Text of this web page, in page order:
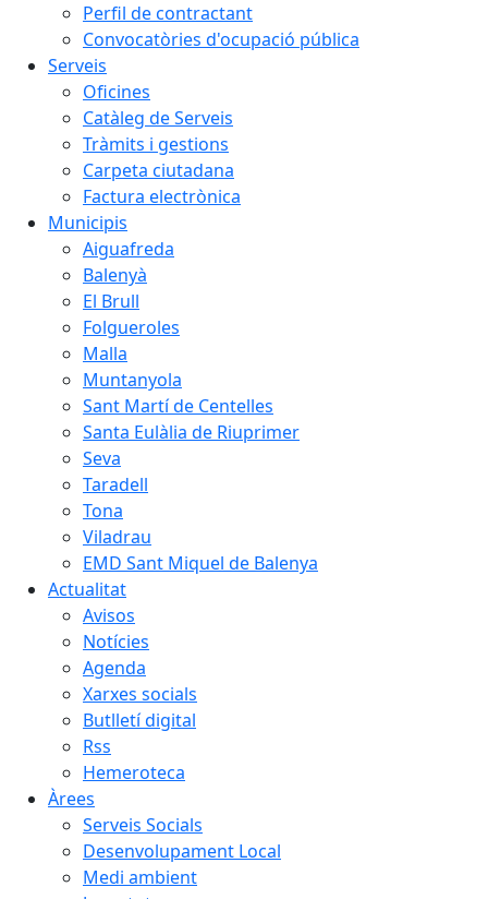
Perfil de contractant
Convocatòries d'ocupació pública
Serveis
Oficines
Catàleg de Serveis
Tràmits i gestions
Carpeta ciutadana
Factura electrònica
Municipis
Aiguafreda
Balenyà
El Brull
Folgueroles
Malla
Muntanyola
Sant Martí de Centelles
Santa Eulàlia de Riuprimer
Seva
Taradell
Tona
Viladrau
EMD Sant Miquel de Balenya
Actualitat
Avisos
Notícies
Agenda
Xarxes socials
Butlletí digital
Rss
Hemeroteca
Àrees
Serveis Socials
Desenvolupament Local
Medi ambient